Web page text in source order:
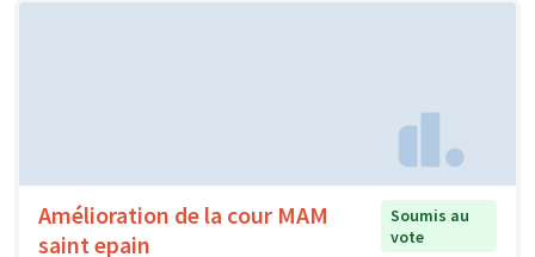
Amélioration de la cour MAM
saint epain
Soumis au
vote